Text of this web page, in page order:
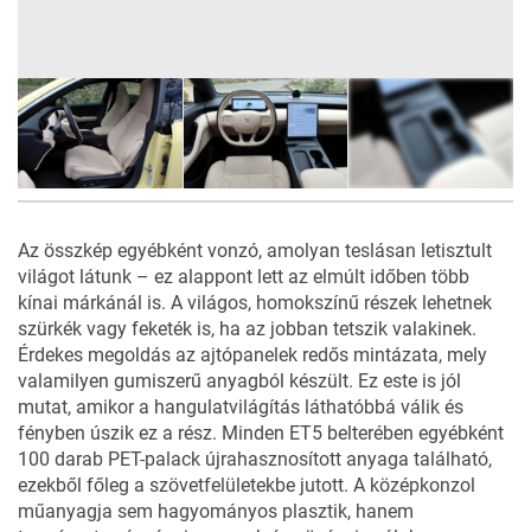
Az összkép egyébként vonzó, amolyan teslásan letisztult
világot látunk – ez alappont lett az elmúlt időben több
kínai márkánál is. A világos, homokszínű részek lehetnek
szürkék vagy feketék is, ha az jobban tetszik valakinek.
Érdekes megoldás az ajtópanelek redős mintázata, mely
valamilyen gumiszerű anyagból készült. Ez este is jól
mutat, amikor a hangulatvilágítás láthatóbbá válik és
fényben úszik ez a rész. Minden ET5 belterében egyébként
100 darab PET-palack újrahasznosított anyaga található,
ezekből főleg a szövetfelületekbe jutott. A középkonzol
műanyagja sem hagyományos plasztik, hanem